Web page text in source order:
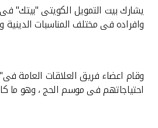
يشارك بيت التمويل الكويتى "بيتك"
وافراده فى مختلف المناسبات
وقام اعضاء فريق العلاقات العامة
احتياجاتهم فى موسم الحج ، وهو ما